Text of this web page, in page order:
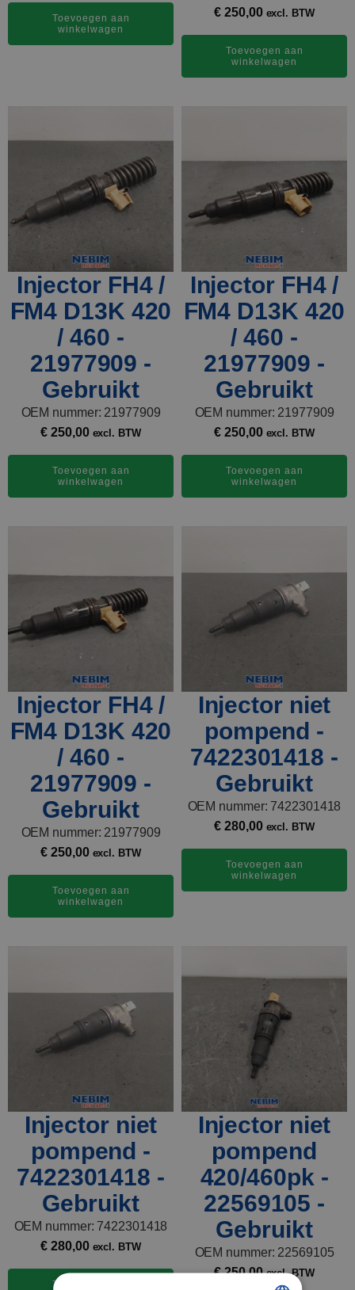
Toevoegen aan
winkelwagen
€ 250,00 excl. BTW
Toevoegen aan
winkelwagen
Injector FH4 /
FM4 D13K 420
/ 460 -
21977909 -
Gebruikt
OEM nummer: 21977909
€ 250,00 excl. BTW
Toevoegen aan
winkelwagen
Injector FH4 /
FM4 D13K 420
/ 460 -
21977909 -
Gebruikt
OEM nummer: 21977909
€ 250,00 excl. BTW
Toevoegen aan
winkelwagen
Injector FH4 /
FM4 D13K 420
/ 460 -
21977909 -
Gebruikt
OEM nummer: 21977909
€ 250,00 excl. BTW
Toevoegen aan
winkelwagen
Injector niet
pompend -
7422301418 -
Gebruikt
OEM nummer: 7422301418
€ 280,00 excl. BTW
Toevoegen aan
winkelwagen
Injector niet
pompend -
7422301418 -
Gebruikt
OEM nummer: 7422301418
€ 280,00 excl. BTW
Toevoegen aan
Injector niet
pompend
420/460pk -
22569105 -
Gebruikt
OEM nummer: 22569105
€250,00 excl. BTW